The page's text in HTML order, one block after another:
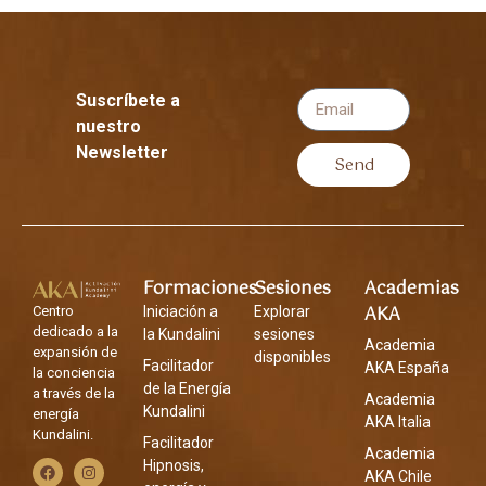
Suscríbete a
nuestro
Newsletter
Send
Centro
dedicado a la
expansión de
la conciencia
a través de la
energía
Kundalini.
Formaciones
Iniciación a
la Kundalini
Facilitador
de la Energía
Kundalini
Facilitador
Hipnosis,
Sesiones
Explorar
sesiones
disponibles
Academias
AKA
Academia
AKA España
Academia
AKA Italia
Academia
AKA Chile